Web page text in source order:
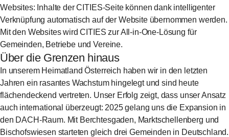
Websites: Inhalte der CITIES-Seite können dank intelligenter
Verknüpfung automatisch auf der Website übernommen werden.
Mit den Websites wird CITIES zur All-in-One-Lösung für
Gemeinden, Betriebe und Vereine.
Über die Grenzen hinaus
In unserem Heimatland Österreich haben wir in den letzten
Jahren ein rasantes Wachstum hingelegt und sind heute
flächendeckend vertreten. Unser Erfolg zeigt, dass unser Ansatz
auch international überzeugt: 2025 gelang uns die Expansion in
den DACH-Raum. Mit Berchtesgaden, Marktschellenberg und
Bischofswiesen starteten gleich drei Gemeinden in Deutschland.